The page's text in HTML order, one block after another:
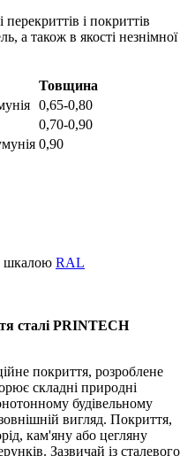
і покриттів
а також в якості незнімної
Товщина
0,65-0,80
0,70-0,90
0,90
шкалою RAL
сталі PRINTECH
покриття, розроблене
складні природні
будівельному
вигляд. Покриття,
кам'яну або цегляну
Зазвичай із сталевого